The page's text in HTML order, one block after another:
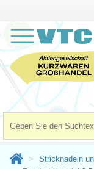
Stricknadeln